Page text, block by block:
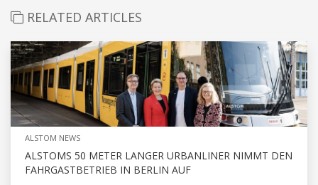
RELATED ARTICLES
ALSTOM NEWS
ALSTOMS 50 METER LANGER URBANLINER NIMMT DEN
FAHRGASTBETRIEB IN BERLIN AUF